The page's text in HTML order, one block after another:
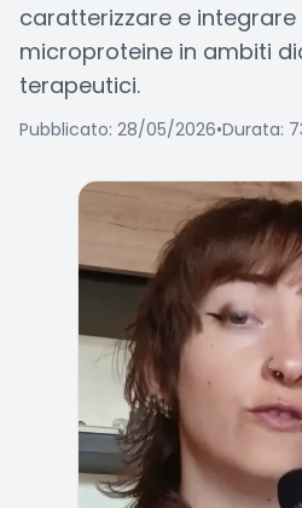
caratterizzare e
microproteine in ambiti
terapeutici.
Pubblicato: 28/05/2026•Durata: